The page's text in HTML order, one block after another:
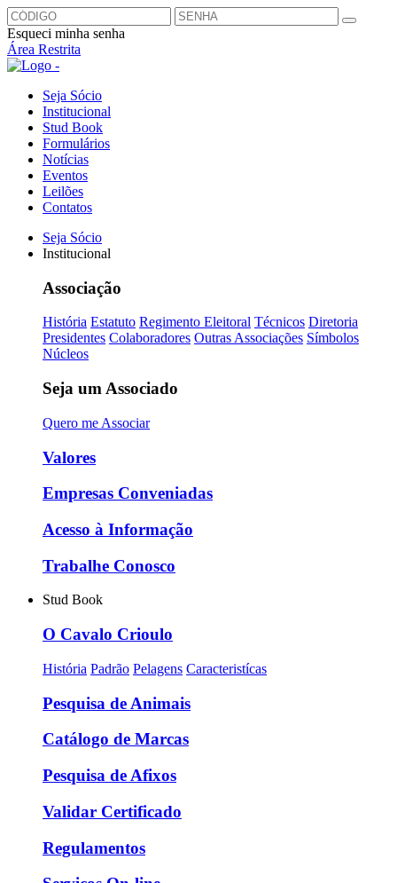
Esqueci minha senha
Área Restrita
Seja Sócio
Institucional
Stud Book
Formulários
Notícias
Eventos
Leilões
Contatos
Seja Sócio
Institucional
Associação
História Estatuto Regimento Eleitoral Técnicos Diretoria
Presidentes Colaboradores Outras Associações Símbolos
Núcleos
Seja um Associado
Quero me Associar
Valores
Empresas Conveniadas
Acesso à Informação
Trabalhe Conosco
Stud Book
O Cavalo Crioulo
História Padrão Pelagens Caracteristícas
Pesquisa de Animais
Catálogo de Marcas
Pesquisa de Afixos
Validar Certificado
Regulamentos